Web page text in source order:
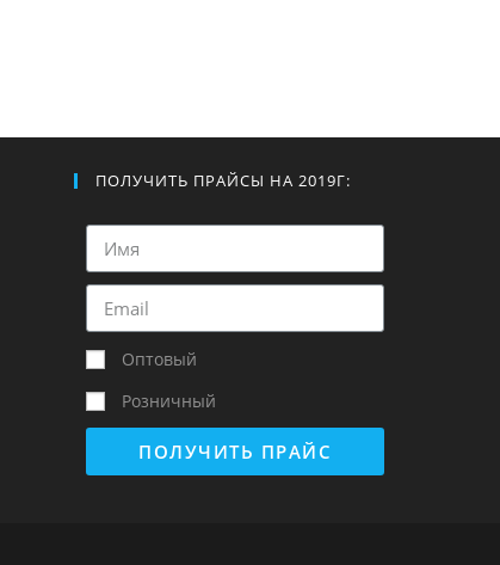
ПОЛУЧИТЬ ПРАЙСЫ НА 2019Г:
Оптовый
Розничный
ПОЛУЧИТЬ ПРАЙС